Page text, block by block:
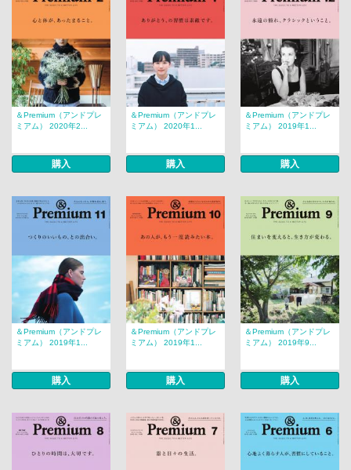
＆Premium（アンドプレ
ミアム） 2020年2...
購入
＆Premium（アンドプレ
ミアム） 2020年1...
購入
＆Premium（アンドプレ
ミアム） 2019年1...
購入
＆Premium（アンドプレ
ミアム） 2019年1...
購入
＆Premium（アンドプレ
ミアム） 2019年1...
購入
＆Premium（アンドプレ
ミアム） 2019年9...
購入